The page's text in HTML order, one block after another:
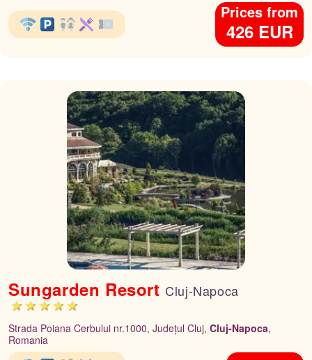
Prices from
426 EUR
Sungarden Resort Cluj-Napoca
Strada Poiana Cerbului nr.1000, Județul Cluj, Cluj-Napoca,
Romania